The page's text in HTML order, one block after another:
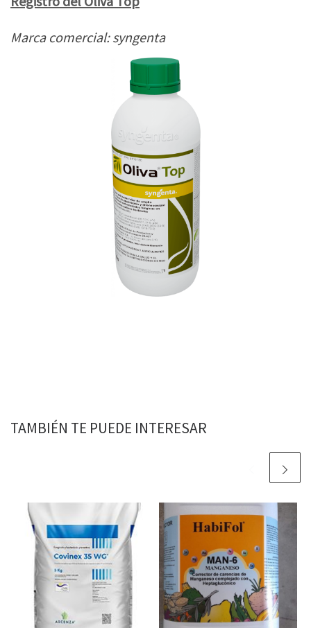
Marca comercial: syngenta
TAMBIÉN TE PUEDE INTERESAR